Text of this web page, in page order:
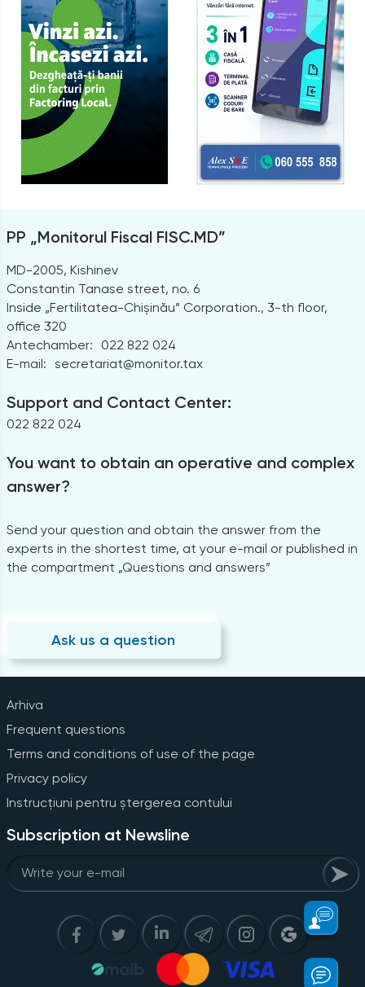
PP „Monitorul Fiscal FISC.MD”
MD-2005, Kishinev
Constantin Tanase street, no. 6
Inside „Fertilitatea-Chișinău” Corporation., 3-th floor,
office 320
Antechamber:
022 822 024
E-mail: secretariat@monitor.tax
Support and Contact Center:
022 822 024
You want to obtain an operative and complex
answer?
Send your question and obtain the answer from the
experts in the shortest time, at your e-mail or published in
the compartment „Questions and answers”
Ask us a question
Arhiva
Frequent questions
Terms and conditions of use of the page
Privacy policy
Instrucțiuni pentru ștergerea contului
Subscription at Newsline